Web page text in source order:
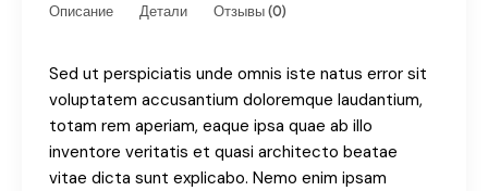
Описание Детали Отзывы (0)
Sed ut perspiciatis unde omnis iste natus error sit
voluptatem accusantium doloremque laudantium,
totam rem aperiam, eaque ipsa quae ab illo
inventore veritatis et quasi architecto beatae
vitae dicta sunt explicabo. Nemo enim ipsam